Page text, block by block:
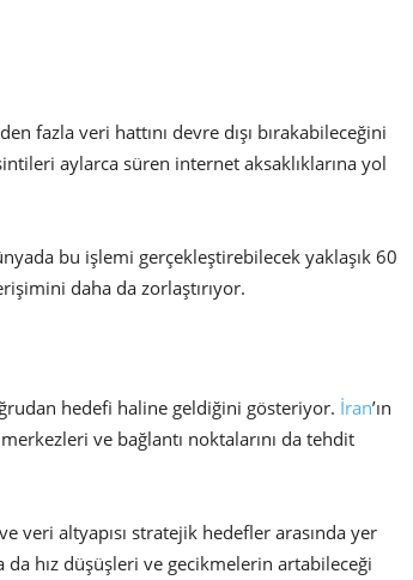
fazla veri hattını devre dışı bırakabileceğini
aylarca süren internet aksaklıklarına yol
bu işlemi gerçekleştirebilecek yaklaşık 60
daha da zorlaştırıyor.
hedefi haline geldiğini gösteriyor. İran’ın
ve bağlantı noktalarını da tehdit
veri altyapısı stratejik hedefler arasında yer
hız düşüşleri ve gecikmelerin artabileceği